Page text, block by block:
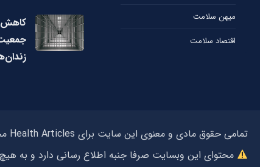
میهن سلامت
اقتصاد سلامت
تمامی حقوق مادی و معنوی این سایت برای Health Articles محفوظ می‌باشد و استفاده از مطالب بدون ذکر منبع هلث آرتیکلز پیگرد قانونی دارد.
محتوای این وبسایت صرفا جنبه اطلاع رسانی دارد و